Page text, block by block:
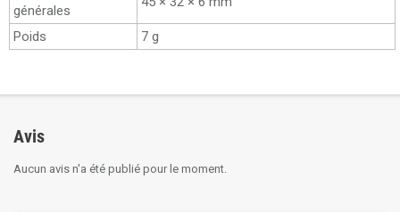
générales
Poids 7 g
Avis
Aucun avis n'a été publié pour le moment.